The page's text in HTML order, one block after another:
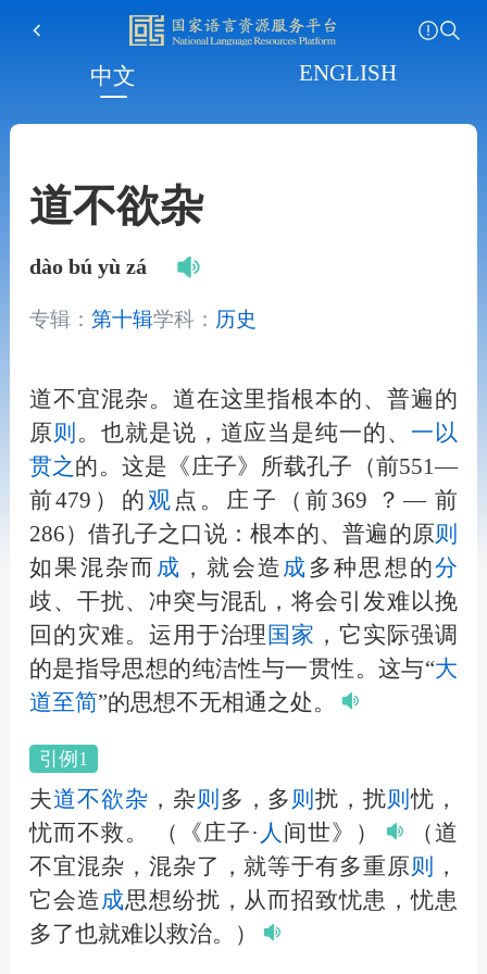
中文 ENGLISH
道不欲杂
dào bú yù zá
专辑： 第十辑学科： 历史
道不宜混杂。道在这里指根本的、普遍的
原 则 。也就是说，道应当是纯一的、 一以
贯之的。这是《庄子》所载孔子（前551—
前479）的 观 点。庄子（前369 ？— 前
286）借孔子之口说：根本的、普遍的原则
如果混杂而 成 ，就会造 成 多种思想的分
歧、干扰、冲突与混乱，将会引发难以挽
回的灾难。运用于治理 国家 ，它实际强调
的是指导思想的纯洁性与一贯性。这与“大
道至简”的思想不无相通之处。
引例1
夫道不欲杂 ，杂则 多，多 则扰，扰则忧，
忧而不救。
（《庄子· 人 间世》）
（道
不宜混杂，混杂了，就等于有多重原 则
，
它会造成思想纷扰，从而招致忧患，忧患
多了也就难以救治。）